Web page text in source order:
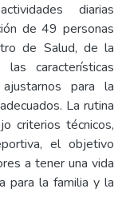
diarias
de 49 personas
de Salud, de la
las características
para la
La rutina
criterios técnicos,
el objetivo
a tener una vida
para la familia y la